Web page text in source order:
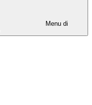
Menu di